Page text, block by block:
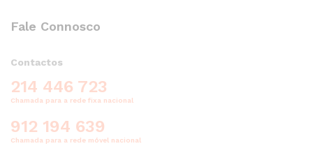
Fale Connosco
Contactos
214 446 723
Chamada para a rede fixa nacional
912 194 639
Chamada para a rede móvel nacional